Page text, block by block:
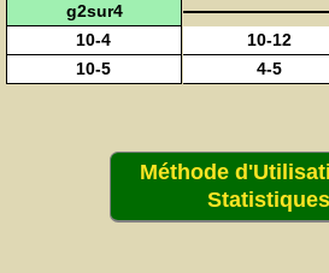
g2sur4
10-4
10-12
10-5
4-5
Méthode
Statistiques